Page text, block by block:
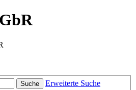
Suche Erweiterte Suche